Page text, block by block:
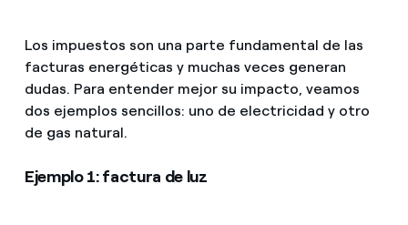
Los impuestos son una parte fundamental de las
facturas energéticas y muchas veces generan
dudas. Para entender mejor su impacto, veamos
dos ejemplos sencillos: uno de electricidad y otro
de gas natural.
Ejemplo 1: factura de luz